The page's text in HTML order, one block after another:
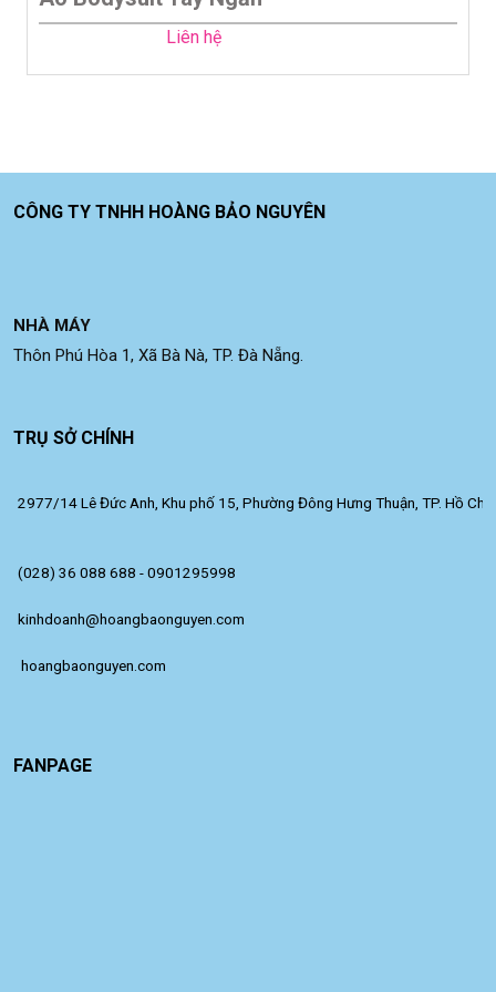
Liên hệ
CÔNG TY TNHH HOÀNG BẢO NGUYÊN
NHÀ MÁY
Thôn Phú Hòa 1, Xã Bà Nà, TP. Đà Nẵng.
TRỤ SỞ CHÍNH
2977/14 Lê Đức Anh, Khu phố 15, Phường Đông Hưng Thuận, TP. Hồ Chí
(028) 36 088 688 - 0901295998
kinhdoanh@hoangbaonguyen.com
hoangbaonguyen.com
FANPAGE